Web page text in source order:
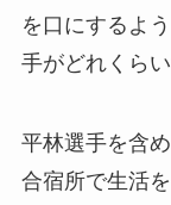
を口にするよ
手がどれくら
平林選手を含
合宿所で生活